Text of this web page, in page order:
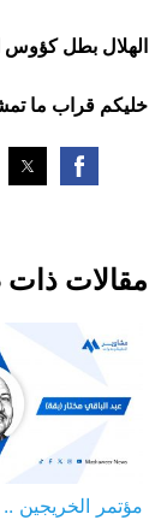
الهلال بطل كؤوس
خليكم قراب ما
مقالات
مؤتمر الخريجين ..